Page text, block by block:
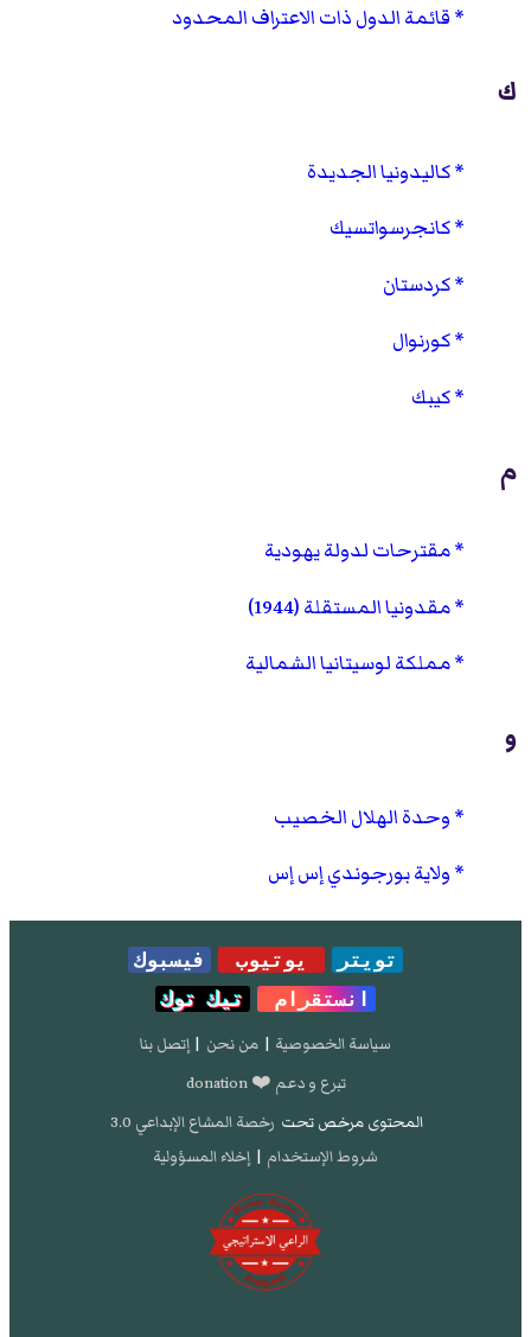
قائمة الدول ذات الاعتراف المحدود
ك
كاليدونيا الجديدة
كانجرسواتسيك
كردستان
كورنوال
كيبك
م
مقترحات لدولة يهودية
مقدونيا المستقلة (1944)
مملكة لوسيتانيا الشمالية
و
وحدة الهلال الخصيب
ولاية بورجوندي إس إس
تويتر يوتيوب
فيسبوك
انستقرام
تيك توك
سياسة الخصوصية | من نحن | إتصل بنا
تبرع و دعم ❤️ donation
المحتوى مرخص تحت رخصة المشاع الإبداعي 3.0
شروط الإستخدام | إخلاء المسؤولية